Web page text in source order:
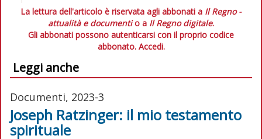
La lettura dell'articolo è riservata agli abbonati a Il Regno -
attualità e documentio a Il Regno digitale.
Gli abbonati possono autenticarsi con il proprio codice
abbonato. Accedi.
Leggi anche
Documenti, 2023-3
Joseph Ratzinger: il mio testamento
spirituale